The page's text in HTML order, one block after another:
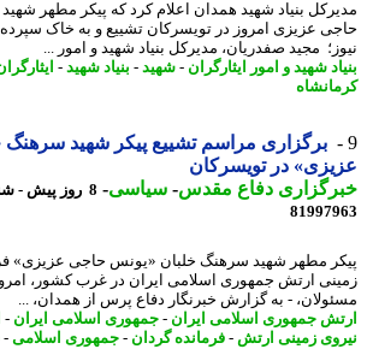
بنیاد شهید همدان اعلام کرد که پیکر مطهر شهید
عزیزی امروز در تویسرکان تشییع و به خاک سپرده
مجید صفدریان، مدیرکل بنیاد شهید و امور ...
شهید و امور ایثارگران- شهید-بنیاد شهید-ایثارگران-
برگزاری مراسم تشییع پیکر شهید سرهنگ
در تویسرکان
دفاع مقدس-سیاسی-8 روز پیش - شنبه 10 مرداد 1405، 07:50
مطهر شهید سرهنگ خلبان «یونس حاجی عزیزی»
ارتش جمهوری اسلامی ایران در غرب کشور، امروز
- به گزارش خبرنگار دفاع پرس از همدان، ...
جمهوری اسلامی ایران - جمهوری اسلامی ایران -
زمینی ارتش -فرمانده گردان - جمهوری اسلامی-